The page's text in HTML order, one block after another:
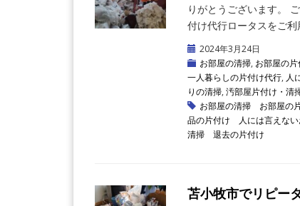
りがとうございます。
付け代行ロータスをご
2024年3月24日
お部屋の清掃, お部屋の片
一人暮らしの片付け代行, 人
りの清掃, 汚部屋片付け・清
お部屋の清掃
お部屋の
品の片付け
人には言えな
清掃
退去の片付け
苫小牧市でリピー